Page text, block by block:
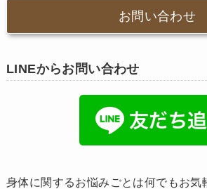
お問い合わせ
LINEからお問い合わせ
身体に関するお悩みごとは何でもお気